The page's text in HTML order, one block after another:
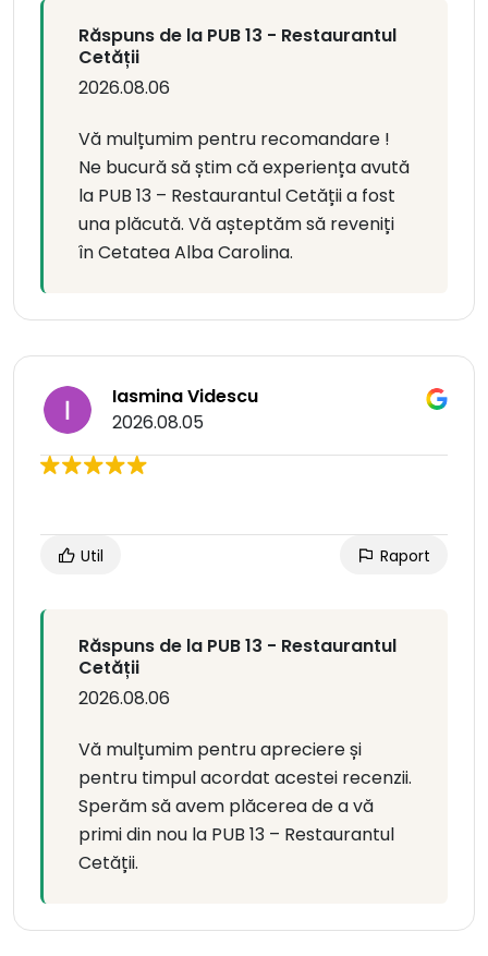
Răspuns de la PUB 13 - Restaurantul
Cetății
2026.08.06
Vă mulțumim pentru recomandare !
Ne bucură să știm că experiența avută
la PUB 13 – Restaurantul Cetății a fost
una plăcută. Vă așteptăm să reveniți
în Cetatea Alba Carolina.
Iasmina Videscu
2026.08.05
Util Raport
Răspuns de la PUB 13 - Restaurantul
Cetății
2026.08.06
Vă mulțumim pentru apreciere și
pentru timpul acordat acestei recenzii.
Sperăm să avem plăcerea de a vă
primi din nou la PUB 13 – Restaurantul
Cetății.